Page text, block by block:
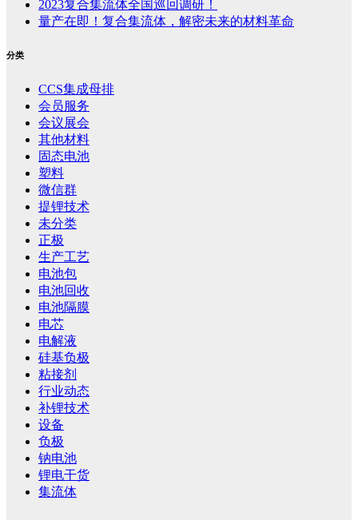
2023复合集流体全国巡回调研！
量产在即！复合集流体，解密未来的材料革命
分类
CCS集成母排
会员服务
会议展会
其他材料
固态电池
塑料
微信群
提锂技术
未分类
正极
生产工艺
电池包
电池回收
电池隔膜
电芯
电解液
硅基负极
粘接剂
行业动态
补锂技术
设备
负极
钠电池
锂电干货
集流体